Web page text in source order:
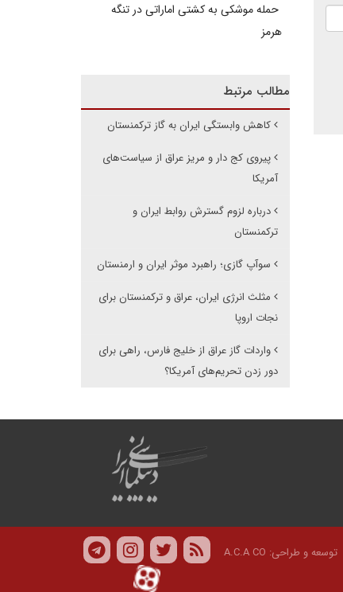
حمله موشکی به کشتی اماراتی در تنگه
هرمز
مطالب مرتبط
کاهش وابستگی ایران به گاز ترکمنستان
پیروی کج دار و مریز عراق از سیاست‌های
آمریکا
درباره لزوم گسترش روابط ایران و
ترکمنستان
سوآپ گازی؛ راهبرد موثر ایران و ارمنستان
مثلث انرژی ایران، عراق و ترکمنستان برای
نجات اروپا
واردات گاز عراق از خلیج فارس، راهی برای
دور زدن تحریم‌های آمریکا؟
توسعه و طراحی: A.C.A CO